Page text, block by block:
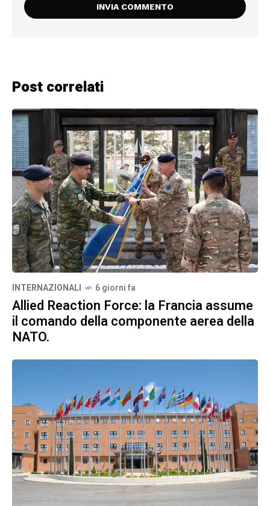
Post correlati
INTERNAZIONALI 6 giorni fa
Allied Reaction Force: la Francia assume
il comando della componente aerea della
NATO.